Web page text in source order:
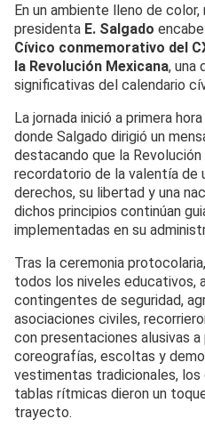
En un ambiente lleno de
presidenta E. Salgado
Cívico conmemorativo del
la Revolución Mexicana, una
significativas del calendario
La jornada inició a primera
donde Salgado dirigió un
destacando que la Revolución
recordatorio de la valentía de
derechos, su libertad y una
dichos principios continúan
implementadas en su
Tras la ceremonia
todos los niveles educativos,
contingentes de seguridad,
asociaciones civiles,
con presentaciones alusivas
coreografías, escoltas y
vestimentas tradicionales,
tablas rítmicas dieron un
trayecto.